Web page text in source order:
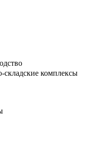
складские комплексы